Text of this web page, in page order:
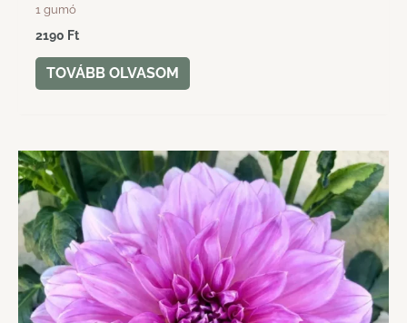
1 gumó
2190 Ft
TOVÁBB OLVASOM